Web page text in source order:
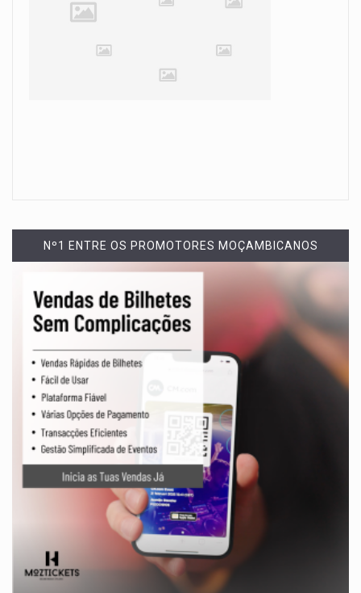
Nº1 ENTRE OS PROMOTORES MOÇAMBICANOS